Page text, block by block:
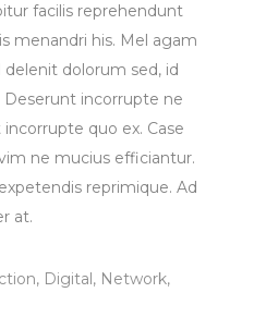
facilis reprehendunt
menandri his. Mel agam
delenit dolorum sed, id
incorrupte ne
quo ex. Case
ne mucius efficiantur.
reprimique. Ad
at.
Digital Network